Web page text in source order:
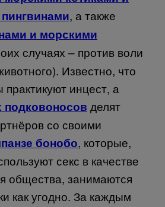
, а также
и морскими
случаях – против воли
Известно, что
инцест, а
делят
со своими
бонобо, которые,
секс в качестве
общества, занимаются
как угодно. За каждым